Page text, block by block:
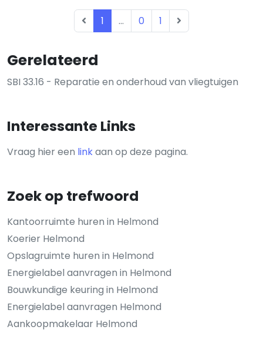
Gerelateerd
SBI 33.16 - Reparatie en onderhoud van vliegtuigen
Interessante Links
Vraag hier een linkaan op deze pagina.
Zoek op trefwoord
Kantoorruimte huren in Helmond
Koerier Helmond
Opslagruimte huren in Helmond
Energielabel aanvragen in Helmond
Bouwkundige keuring in Helmond
Energielabel aanvragen Helmond
Aankoopmakelaar Helmond
1 ... 0 1